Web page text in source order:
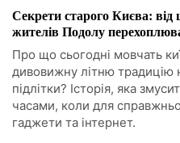
Секрети старого Києва: від
жителів Подолу
Про що сьогодні мовчать
дивовижну літню традицію
підлітки? Історія, яка
часами, коли для
гаджети та інтернет.